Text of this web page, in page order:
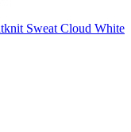
Sweat Cloud White